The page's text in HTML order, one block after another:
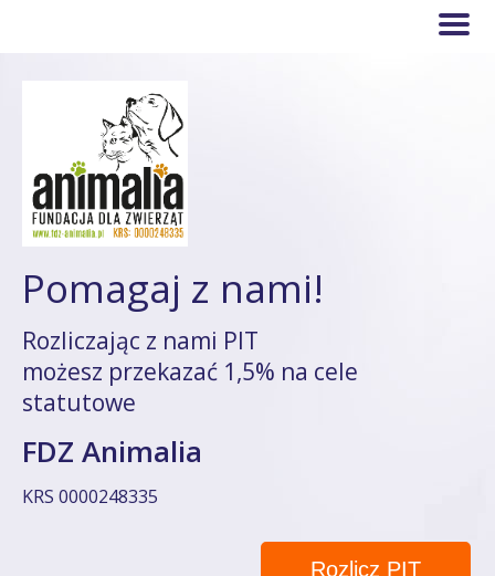
Pomagaj z nami!
Rozliczając z nami PIT
możesz przekazać 1,5% na cele
statutowe
FDZ Animalia
KRS 0000248335
Rozlicz PIT